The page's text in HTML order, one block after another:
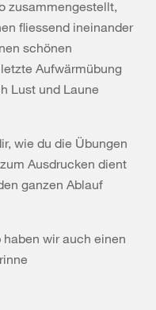
zusammengestellt,
fliessend ineinander
schönen
Aufwärmübung
Lust und Laune
wie du die Übungen
Ausdrucken dient
ganzen Ablauf
wir auch einen